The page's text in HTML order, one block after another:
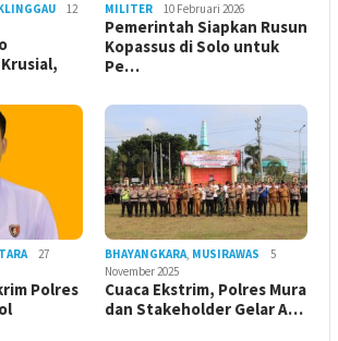
12
MILITER 10 Februari 2026
Pemerintah Siapkan Rusun
Kopassus di Solo untuk
Pe…
27
Polres
BHAYANGKARA, MUSIRAWAS
5
November 2025
Cuaca Ekstrim, Polres Mura
dan Stakeholder Gelar A…